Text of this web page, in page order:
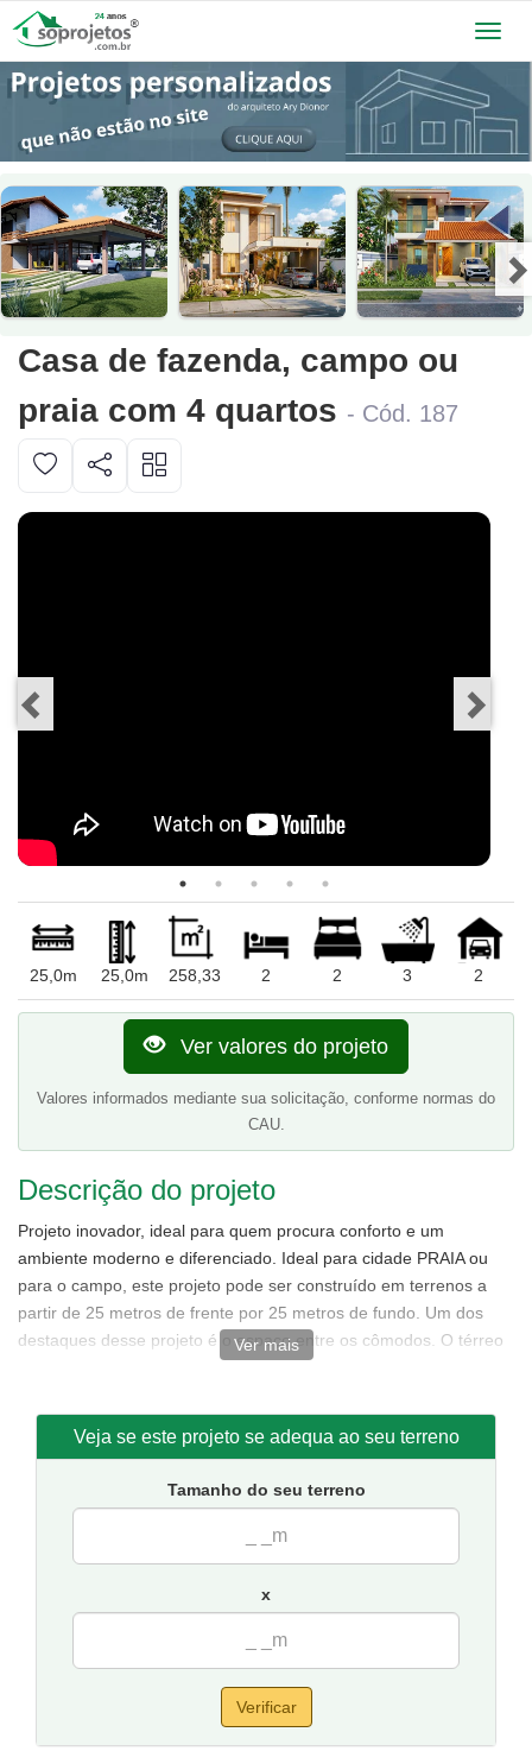
Casa de fazenda, campo ou
praia com 4 quartos - Cód. 187
25,0m 25,0m 258,33 2 2 3 2
Ver valores do projeto
Valores informados mediante sua solicitação, conforme normas do
CAU.
Descrição do projeto
Projeto inovador, ideal para quem procura conforto e um
ambiente moderno e diferenciado. Ideal para cidade PRAIA ou
para o campo, este projeto pode ser construído em terrenos a
partir de 25 metros de frente por 25 metros de fundo. Um dos
destaques desse projeto é o espaço entre os cômodos. O térreo
é composto na parte interna por ampla sala de estar/jantar,
garagem, área gourmet e piscina No andar superior integram o
espaço duas suítes, sendo uma suíte master com closet.
Ver mais
Veja se este projeto se adequa ao seu terreno
Tamanho do seu terreno
x
Verificar